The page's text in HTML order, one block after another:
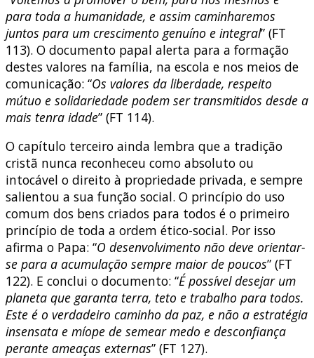
para toda a humanidade, e assim caminharemos
juntos para um crescimento genuíno e integral” (FT
113). O documento papal alerta para a formação
destes valores na família, na escola e nos meios de
comunicação: “Os valores da liberdade, respeito
mútuo e solidariedade podem ser transmitidos desde a
mais tenra idade” (FT 114).
O capítulo terceiro ainda lembra que a tradição
cristã nunca reconheceu como absoluto ou
intocável o direito à propriedade privada, e sempre
salientou a sua função social. O princípio do uso
comum dos bens criados para todos é o primeiro
princípio de toda a ordem ético-social. Por isso
afirma o Papa: “O desenvolvimento não deve orientar-
se para a acumulação sempre maior de poucos” (FT
122). E conclui o documento: “É possível desejar um
planeta que garanta terra, teto e trabalho para todos.
Este é o verdadeiro caminho da paz, e não a estratégia
insensata e míope de semear medo e desconfiança
perante ameaças externas” (FT 127).